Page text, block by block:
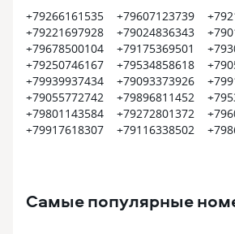
+79266161535
+79221697928
+79678500104
+79250746167
+79939937434
+79055772742
+79801143584
+79917618307
+79607123739
+79024836343
+79175369501
+79534858618
+79093373926
+79896811452
+79272801372
+79116338502
Самые популярные